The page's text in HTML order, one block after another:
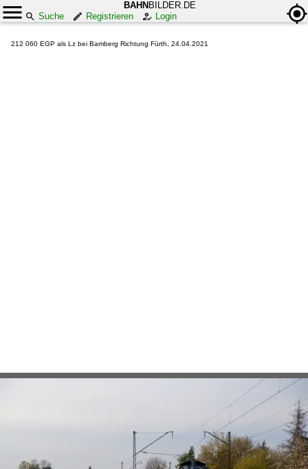
BAHN BILDER.DE
Suche
Registrieren Login
212 060 EGP als Lz bei Bamberg Richtung Fürth, 24.04.2021